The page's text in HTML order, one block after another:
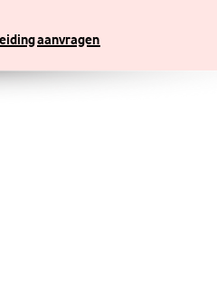
aanvragen